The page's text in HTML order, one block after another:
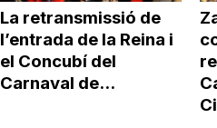
La retransmissió de
l’entrada de la Reina i
el Concubí del
Carnaval de...